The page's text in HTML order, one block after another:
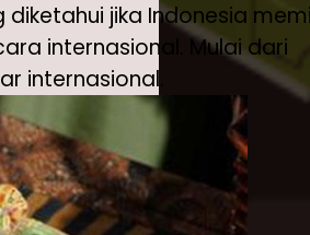
jika Indonesia
internasional. Mulai dari
internasional.